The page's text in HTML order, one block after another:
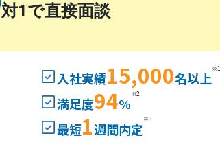
対1で直接面談
入社実績15,000名以上
※1
満足度94%
※2
最短1週間内定
※3